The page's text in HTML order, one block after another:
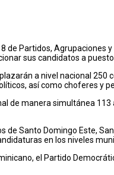
de Partidos,
sus candidatos a
a nivel nacional
así como choferes y
de manera simultánea
Santo Domingo Este,
en los niveles
el Partido